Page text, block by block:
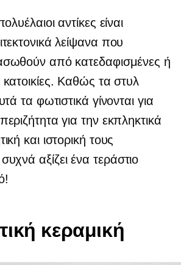
αντίκες είναι
λείψανα που
από κατεδαφισμένες ή
κατοικίες. Καθώς τα στυλ
τα φωτιστικά γίνονται για
για την εκπληκτικά
και ιστορική τους
αξίζει ένα τεράστιο
κεραμική